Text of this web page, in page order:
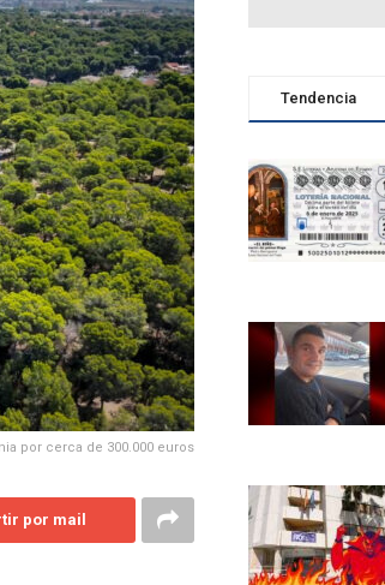
por cerca de 300.000 euros
por mail
Tendencia